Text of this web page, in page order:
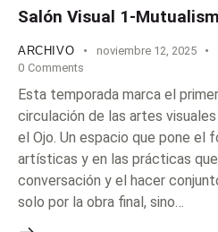
Salón Visual 1-
ARCHIVO noviembre 12, 2025
0 Comments
Esta temporada marca el
circulación de las artes
el Ojo. Un espacio que pone el
artísticas y en las prácticas
conversación y el hacer
solo por la obra final, sino…